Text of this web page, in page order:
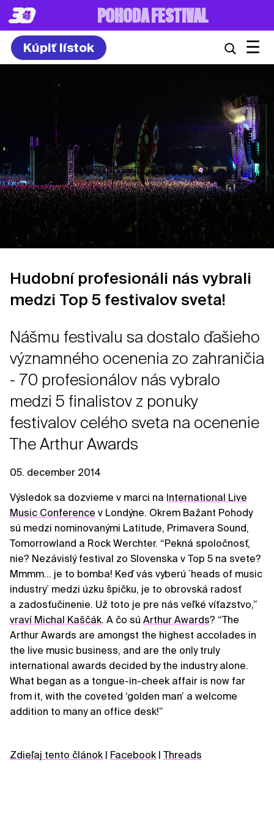
8. – 10.7.2027
Kúpiť lístok ☰
Hudobní profesionáli nás vybrali
medzi Top 5 festivalov sveta!
Nášmu festivalu sa dostalo ďašieho
významného ocenenia zo zahraničia
- 70 profesionálov nás vybralo
medzi 5 finalistov z ponuky
festivalov celého sveta na ocenenie
The Arthur Awards
05. december 2014
Výsledok sa dozvieme v marci na International Live
Music Conference v Londýne. Okrem Bažant Pohody
sú medzi nominovanými Latitude, Primavera Sound,
Tomorrowland a Rock Werchter. “Pekná spoločnosť,
nie? Nezávislý festival zo Slovenska v Top 5 na svete?
Mmmm… je to bomba! Keď vás vyberú ´heads of music
industry´ medzi úzku špičku, je to obrovská radosť
a zadosťučinenie. Už toto je pre nás veľké víťazstvo,”
vraví Michal Kaščák. A čo sú Arthur Awards? “The
Arthur Awards are amongst the highest accolades in
the live music business, and are the only truly
international awards decided by the industry alone.
What began as a tongue-in-cheek affair is now far
from it, with the coveted ‘golden man’ a welcome
addition to many an office desk!”
Zdieľaj tento článok | Facebook | Threads